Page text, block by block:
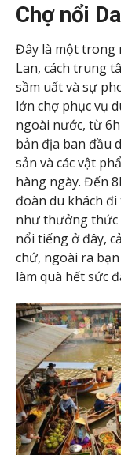
Chợ nổi
Đây là một trong
Lan, cách trung
sầm uất và sự
lớn chợ phục vụ
ngoài nước, từ
bản địa ban đầu
sản và các vật
hàng ngày. Đến
đoàn du khách
như thưởng thức
nổi tiếng ở đây,
chứ, ngoài ra
làm quà hết sức